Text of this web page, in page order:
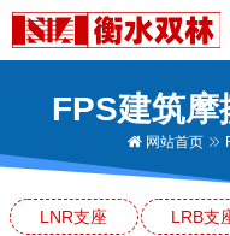
FPS建筑摩
网站首页
LNR支座 LRB支